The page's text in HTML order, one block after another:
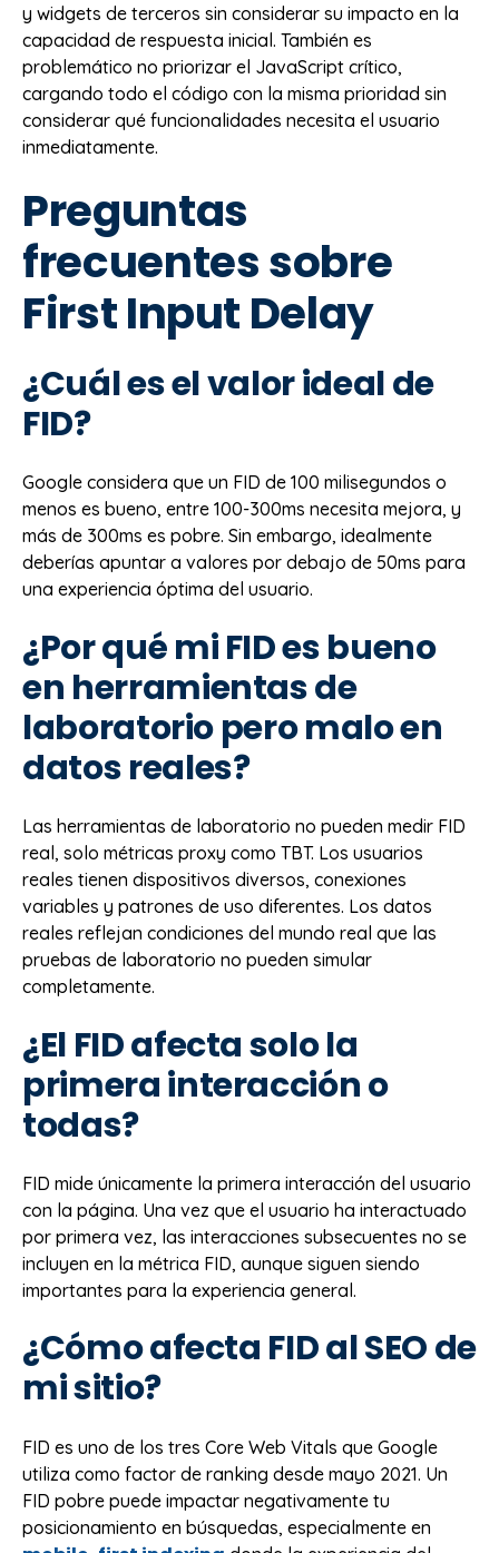
y widgets de terceros sin considerar su impacto en la
capacidad de respuesta inicial. También es
problemático no priorizar el JavaScript crítico,
cargando todo el código con la misma prioridad sin
considerar qué funcionalidades necesita el usuario
inmediatamente.
Preguntas
frecuentes sobre
First Input Delay
¿Cuál es el valor ideal de
FID?
Google considera que un FID de 100 milisegundos o
menos es bueno, entre 100-300ms necesita mejora, y
más de 300ms es pobre. Sin embargo, idealmente
deberías apuntar a valores por debajo de 50ms para
una experiencia óptima del usuario.
¿Por qué mi FID es bueno
en herramientas de
laboratorio pero malo en
datos reales?
Las herramientas de laboratorio no pueden medir FID
real, solo métricas proxy como TBT. Los usuarios
reales tienen dispositivos diversos, conexiones
variables y patrones de uso diferentes. Los datos
reales reflejan condiciones del mundo real que las
pruebas de laboratorio no pueden simular
completamente.
¿El FID afecta solo la
primera interacción o
todas?
FID mide únicamente la primera interacción del usuario
con la página. Una vez que el usuario ha interactuado
por primera vez, las interacciones subsecuentes no se
incluyen en la métrica FID, aunque siguen siendo
importantes para la experiencia general.
¿Cómo afecta FID al SEO de
mi sitio?
FID es uno de los tres Core Web Vitals que Google
utiliza como factor de ranking desde mayo 2021. Un
FID pobre puede impactar negativamente tu
posicionamiento en búsquedas, especialmente en